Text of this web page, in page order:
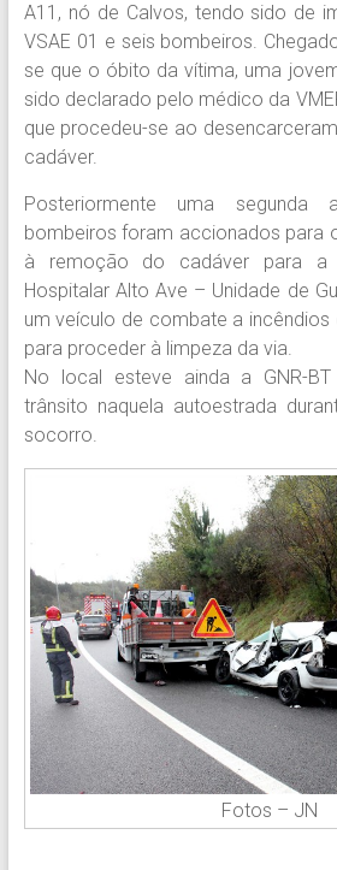
A11, nó de Calvos, tendo sido de
VSAE 01 e seis bombeiros.
se que o óbito da vítima, uma
sido declarado pelo médico da
que procedeu-se ao
cadáver.
Posteriormente uma segunda
bombeiros foram accionados para
à remoção do cadáver para a
Hospitalar Alto Ave – Unidade de
um veículo de combate a
para proceder à limpeza da via.
No local esteve ainda a GNR-
trânsito naquela autoestrada
socorro.
Fotos – JN